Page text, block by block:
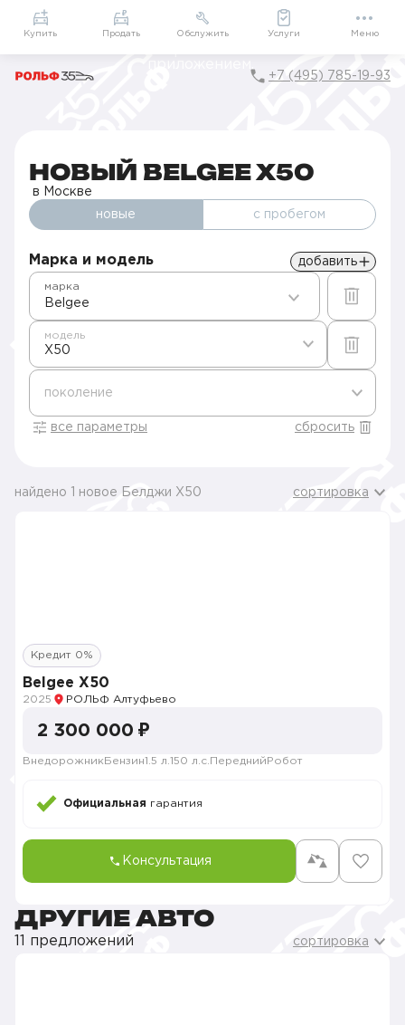
Приложение
Мой РОЛЬФ
Подарки внутри
+7 (495) 785-19-93
НОВЫЙ BELGEE X50
в Москве
новые с пробегом
Марка и модель добавить
Belgee
марка
X50
модель
поколение
все параметры сбросить
найдено 1 новое Белджи X50 сортировка
Кредит 0%
Belgee X50
2025 РОЛЬФ Алтуфьево
2 300 000 ₽
Внедорожник Бензин1.5 л. 150 л.с. Передний Робот
Официальная гарантия
Консультация
ДРУГИЕ АВТО
11 предложений сортировка
Купить Продать Обслужить Услуги Меню